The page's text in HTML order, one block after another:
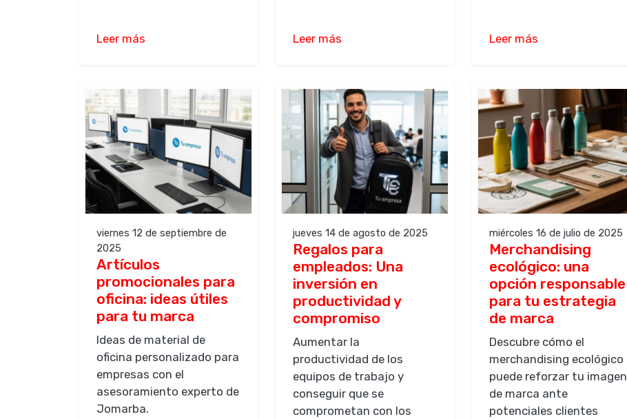
Leer más Leer más Leer más
viernes 12 de septiembre de
2025
Artículos
promocionales para
oficina: ideas útiles
para tu marca
Ideas de material de
oficina personalizado para
empresas con el
asesoramiento experto de
Jomarba.
jueves 14 de agosto de 2025
Regalos para
empleados: Una
inversión en
productividad y
compromiso
Aumentar la
productividad de los
equipos de trabajo y
conseguir que se
comprometan con los
miércoles 16 de julio de 2025
Merchandising
ecológico: una
opción responsable
para tu estrategia
de marca
Descubre cómo el
merchandising ecológico
puede reforzar tu imagen
de marca ante
potenciales clientes